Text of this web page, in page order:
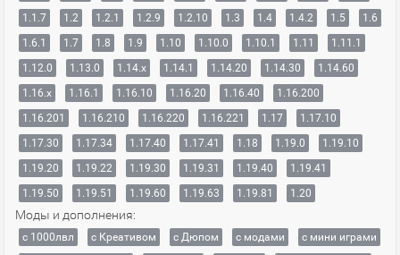
1.1.7
1.2 1.2.1 1.2.9 1.2.10 1.3 1.4 1.4.2 1.5
1.6
1.6.1
1.7 1.8 1.9 1.10 1.10.0 1.10.1 1.11
1.11.1
1.12.0
1.13.0 1.14.x 1.14.1 1.14.20 1.14.30
1.14.60
1.16.x
1.16.1 1.16.10 1.16.20 1.16.40
1.16.200
1.16.201
1.16.210 1.16.220 1.16.221 1.17
1.17.10
1.17.30
1.17.34 1.17.40 1.17.41 1.18 1.19.0
1.19.10
1.19.20
1.19.22 1.19.30 1.19.31 1.19.40
1.19.41
1.19.50
1.19.51 1.19.60 1.19.63 1.19.81 1.20
Моды и дополнения:
с 1000лвл c Креативом с Дюпом с модами
с мини играми